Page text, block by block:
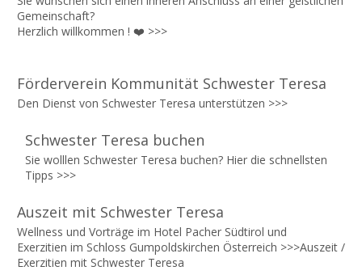
Gemeinschaft?
Herzlich willkommen ! ❤️ >>>
Förderverein Kommunität Schwester Teresa
Den Dienst von Schwester Teresa unterstützen >>>
Schwester Teresa buchen
Sie wolllen Schwester Teresa buchen? Hier die schnellsten
Tipps >>>
Auszeit mit Schwester Teresa
Wellness und Vorträge im Hotel Pacher Südtirol und
Exerzitien im Schloss Gumpoldskirchen Österreich >>>Auszeit /
Exerzitien mit Schwester Teresa